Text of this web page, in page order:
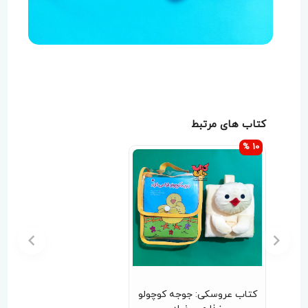
کتاب های مرتبط
کتاب عروسکی: جوجه کوچولو
10 %